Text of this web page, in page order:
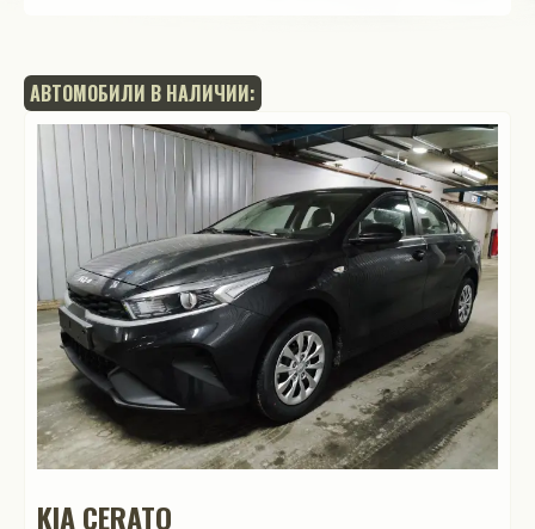
АВТОМОБИЛИ В НАЛИЧИИ:
KIA CERATO